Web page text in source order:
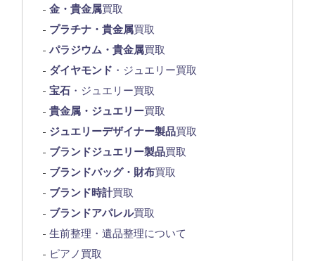
金・貴金属買取
プラチナ・貴金属買取
パラジウム・貴金属買取
ダイヤモンド ・ジュエリー買取
宝石 ・ジュエリー買取
貴金属・ジュエリー買取
ジュエリーデザイナー製品買取
ブランドジュエリー製品買取
ブランドバッグ・財布買取
ブランド時計買取
ブランドアパレル買取
生前整理・遺品整理について
ピアノ買取